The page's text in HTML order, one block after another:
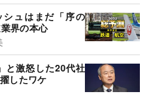
ュはまだ「序の
界の本心
と激怒した20代社
したワケ